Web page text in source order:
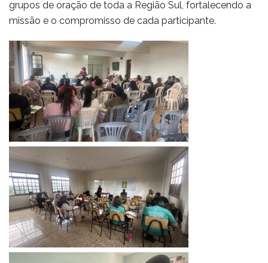
grupos de oração de toda a Região Sul, fortalecendo a
missão e o compromisso de cada participante.